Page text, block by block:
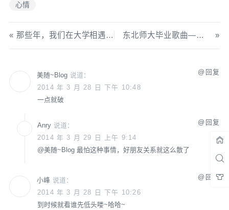
心情
那些年，我们在大学相遇（2）— 人之相识，贵在相知 东北师大毕业歌曲——远方有你（MP4下载）
美随~Blog 说道：
2014 年 3 月 28 日 下午 10:48
一点就破
回复
Anry 说道：
2014 年 3 月 29 日 上午 9:14
@美随~Blog最怕这种事情，好朋友关系就这么散了
回复
小峰 说道：
2014 年 3 月 28 日 下午 10:26
到时候就看谁先低头喽~哈哈~
回复